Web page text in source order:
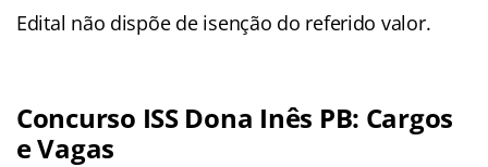
Edital não dispõe de isenção do referido valor.
Concurso ISS Dona Inês PB: Cargos
e Vagas